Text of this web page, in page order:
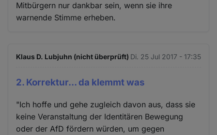
Mitbürgern nur dankbar sein, wenn sie ihre
warnende Stimme erheben.
Klaus D. Lubjuhn (nicht überprüft) Di. 25 Jul 2017 - 17:35
2. Korrektur... da klemmt was
"Ich hoffe und gehe zugleich davon aus, dass sie
keine Veranstaltung der Identitären Bewegung
oder der AfD fördern würden, um gegen